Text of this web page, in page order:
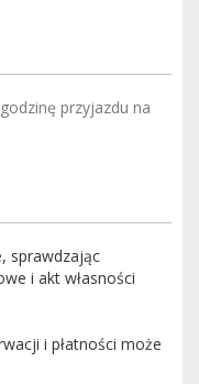
przyjazdu na
sprawdzając
i akt własności
i płatności może